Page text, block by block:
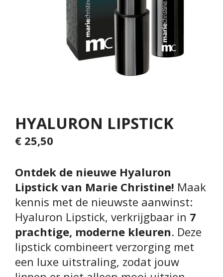
HYALURON LIPSTICK
€ 25,50
Ontdek de nieuwe Hyaluron
Lipstick van Marie Christine! Maak
kennis met de nieuwste aanwinst:
Hyaluron Lipstick, verkrijgbaar in 7
prachtige, moderne kleuren. Deze
lipstick combineert verzorging met
een luxe uitstraling, zodat jouw